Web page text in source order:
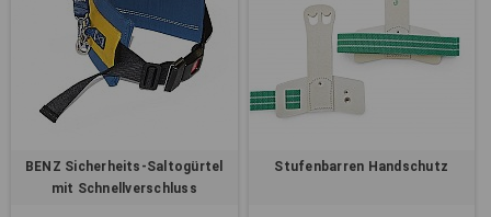
BENZ Sicherheits-Saltogürtel
mit Schnellverschluss
Stufenbarren Handschutz